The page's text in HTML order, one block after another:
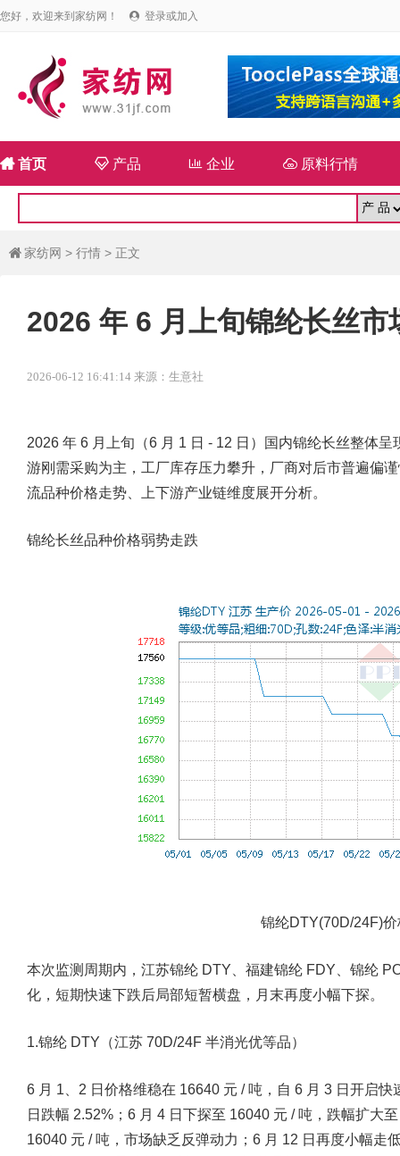
您好，欢迎来到家纺网！  登录或加入
首页 产品  企业 原料行情
 家纺网 > 行情 > 正文
2026 年 6 月上旬锦纶长丝市
2026-06-12 16:41:14 来源：生意社
2026 年 6 月上旬（6 月 1 日 - 12 日）国内锦纶长丝整体
游刚需采购为主，工厂库存压力攀升，厂商对后市普遍偏
流品种价格走势、上下游产业链维度展开分析。
锦纶长丝品种价格弱势走跌
锦纶DTY(70D/24F)
本次监测周期内，江苏锦纶 DTY、福建锦纶 FDY、锦纶
化，短期快速下跌后局部短暂横盘，月末再度小幅下探。
1.锦纶 DTY（江苏 70D/24F 半消光优等品）
6 月 1、2 日价格维稳在 16640 元 / 吨，自 6 月 3 日开启
日跌幅 2.52%；6 月 4 日下探至 16040 元 / 吨，跌幅扩大
16040 元 / 吨，市场缺乏反弹动力；6 月 12 日再度小幅走